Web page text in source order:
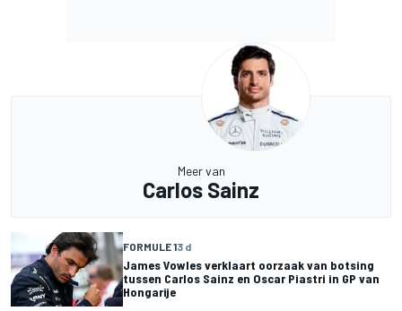
Meer van
Carlos Sainz
FORMULE 13 d
James Vowles verklaart oorzaak van botsing
tussen Carlos Sainz en Oscar Piastri in GP van
Hongarije